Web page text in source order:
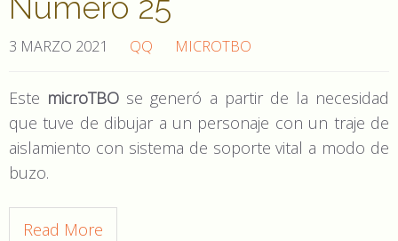
3 MARZO 2021 QQ MICROTBO
Este microTBO se generó a partir de la necesidad
que tuve de dibujar a un personaje con un traje de
aislamiento con sistema de soporte vital a modo de
buzo.
Read More